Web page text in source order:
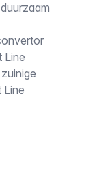
Line
Line